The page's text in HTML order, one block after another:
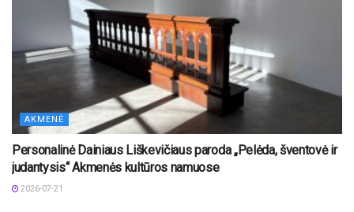
AKMENĖ
Personalinė Dainiaus Liškevičiaus paroda „Pelėda, šventovė ir
judantysis“ Akmenės kultūros namuose
2026-07-21